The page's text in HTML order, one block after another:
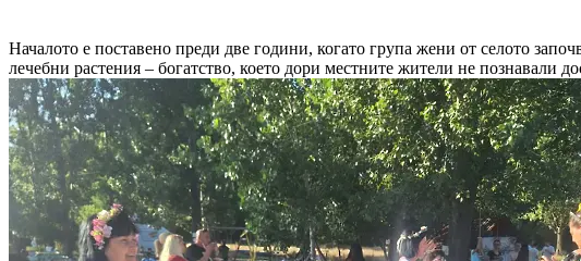
Началото е поставено преди две години, когато група жени от селото
лечебни растения – богатство, което дори местните жители не познавали